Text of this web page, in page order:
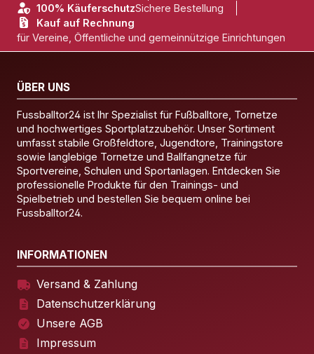
100% KäuferschutzSichere Bestellung
Kauf auf Rechnung
für Vereine, Öffentliche und gemeinnützige Einrichtungen
ÜBER UNS
Fussballtor24 ist Ihr Spezialist für Fußballtore, Tornetze
und hochwertiges Sportplatzzubehör. Unser Sortiment
umfasst stabile Großfeldtore, Jugendtore, Trainingstore
sowie langlebige Tornetze und Ballfangnetze für
Sportvereine, Schulen und Sportanlagen. Entdecken Sie
professionelle Produkte für den Trainings- und
Spielbetrieb und bestellen Sie bequem online bei
Fussballtor24.
INFORMATIONEN
Versand & Zahlung
Datenschutzerklärung
Unsere AGB
Impressum